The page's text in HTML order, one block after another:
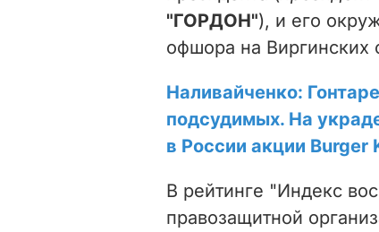
"ГОРДОН"), и его
офшора на Виргинских
Наливайченко:
подсудимых. На
в России акции Burger
В рейтинге "Индекс
правозащитной